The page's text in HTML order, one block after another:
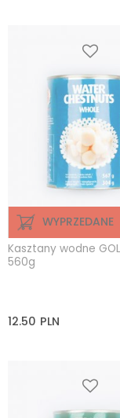
WYPRZEDANE
Kasztany wodne
560g
12.50 PLN